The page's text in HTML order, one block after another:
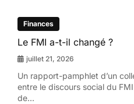
Finances
Le FMI a-t-il changé ?
juillet 21, 2026
Un rapport-pamphlet d’un
entre le discours social du
de...